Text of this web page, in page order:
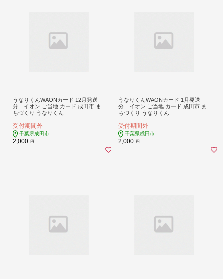
うなりくんWAONカード 12月発送
分 イオン ご当地 カード 成田市 ま
ちづくり うなりくん
受付期間外
千葉県成田市
2,000 円
うなりくんWAONカード 1月発送
分 イオン ご当地 カード 成田市 ま
ちづくり うなりくん
受付期間外
千葉県成田市
2,000 円